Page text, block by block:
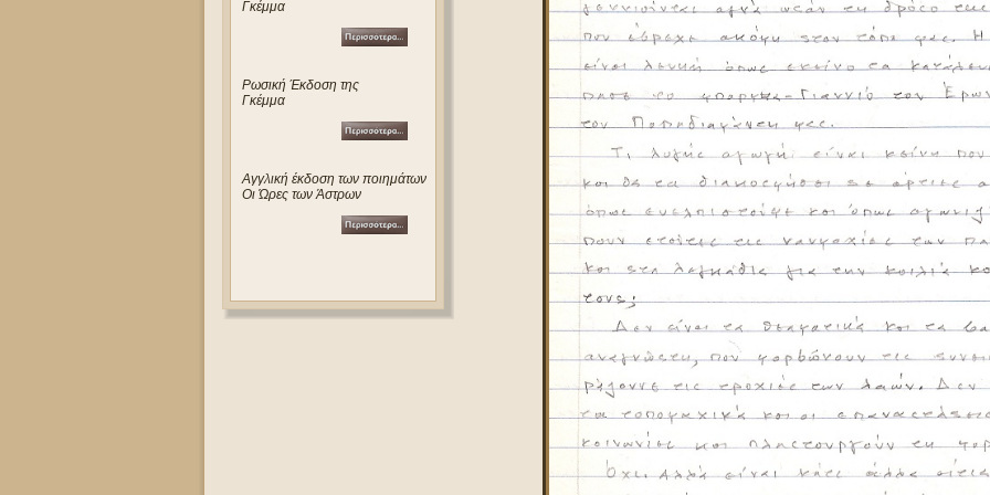
Γκέμμα
Ρωσική Έκδοση της
Γκέμμα
Αγγλική έκδοση των ποιημάτων
Οι Ώρες των Άστρων